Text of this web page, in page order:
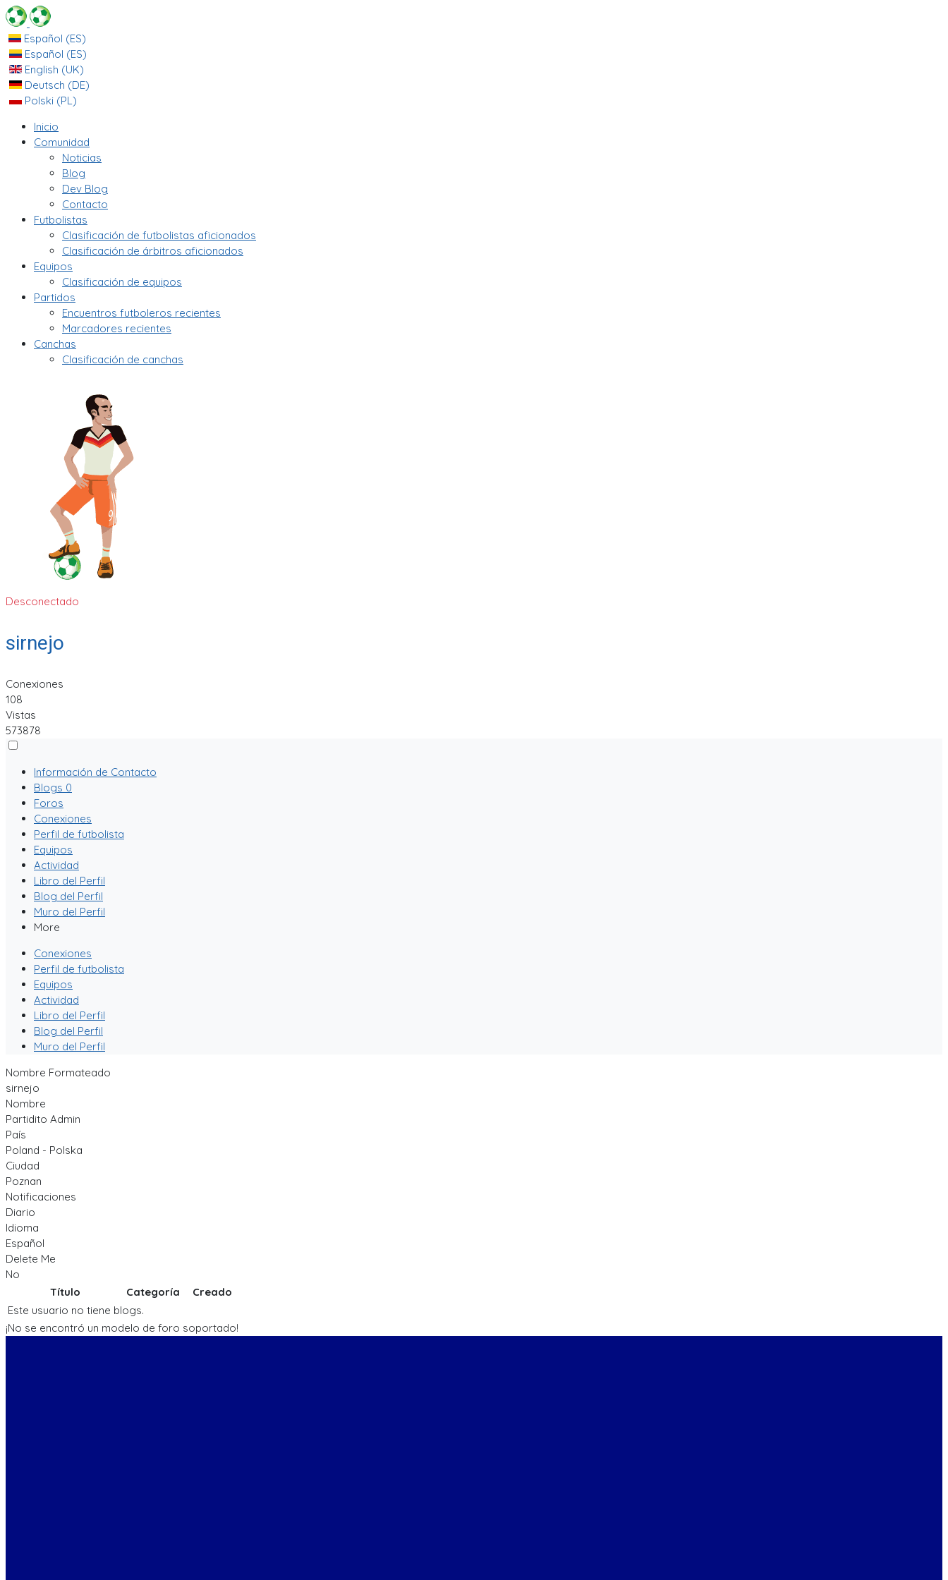
Español (ES)
Español (ES)
English (UK)
Deutsch (DE)
Polski (PL)
Inicio
Comunidad
Noticias
Blog
Dev Blog
Contacto
Futbolistas
Clasificación de futbolistas aficionados
Clasificación de árbitros aficionados
Equipos
Clasificación de equipos
Partidos
Encuentros futboleros recientes
Marcadores recientes
Canchas
Clasificación de canchas
Desconectado
sirnejo
Conexiones
108
Vistas
573878
Información de Contacto
Blogs 0
Foros
Conexiones
Perfil de futbolista
Equipos
Actividad
Libro del Perfil
Blog del Perfil
Muro del Perfil
More
Conexiones
Perfil de futbolista
Equipos
Actividad
Libro del Perfil
Blog del Perfil
Muro del Perfil
Nombre Formateado
sirnejo
Nombre
Partidito Admin
País
Poland - Polska
Ciudad
Poznan
Notificaciones
Diario
Idioma
Español
Delete Me
No
Título
Categoría
Creado
Este usuario no tiene blogs.
¡No se encontró un modelo de foro soportado!